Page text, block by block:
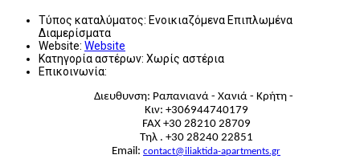
Τύπος καταλύματος: Ενοικιαζόμενα Επιπλωμένα
Διαμερίσματα
Website: Website
Κατηγορία αστέρων: Χωρίς αστέρια
Επικοινωνία:
Διευθυνση: Ραπανιανά - Χανιά - Κρήτη -
Κιν: +306944740179
FAX +30 28210 28709
Τηλ . +30 28240 22851
Email: contact@iliaktida-apartments.gr